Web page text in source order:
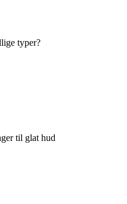
typer?
til glat hud